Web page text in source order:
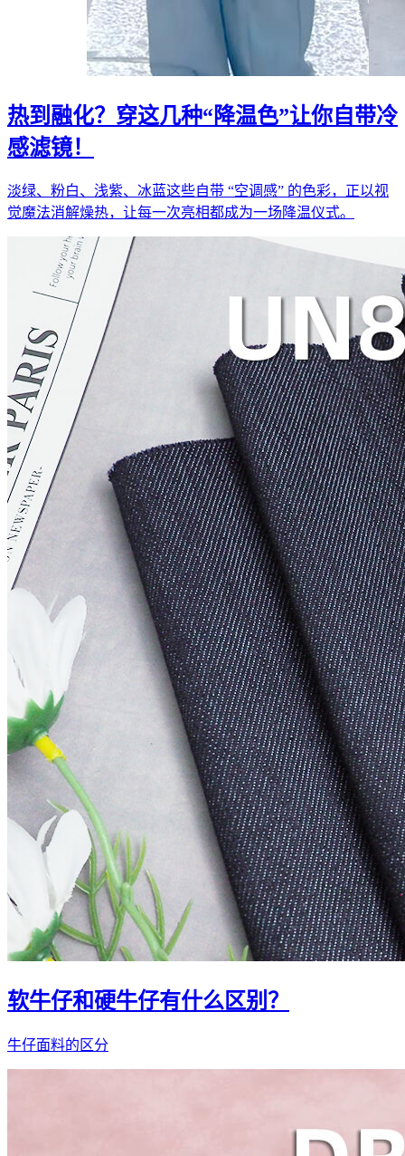
热到融化？穿这几种“降温色”让你自带冷
感滤镜！
淡绿、粉白、浅紫、冰蓝这些自带 “空调感” 的色彩，正以视
觉魔法消解燥热，让每一次亮相都成为一场降温仪式。​
软牛仔和硬牛仔有什么区别？
牛仔面料的区分